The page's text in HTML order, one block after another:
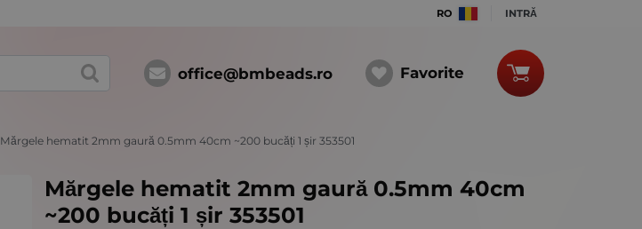
RO INTRĂ
office@bmbeads.ro Favorite
Mărgele hematit 2mm gaură 0.5mm 40cm ~200 bucăți 1 șir 353501
Mărgele hematit 2mm gaură 0.5mm 40cm
~200 bucăți 1 șir 353501